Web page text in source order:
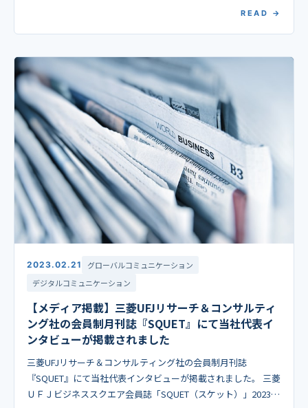
READ →
2023.02.21
グローバルコミュニケーション
デジタルコミュニケーション
【メディア掲載】三菱UFJリサーチ＆コンサルティ
ング社の会員制月刊誌『SQUET』にて当社代表イ
ンタビューが掲載されました
三菱UFJリサーチ＆コンサルティング社の会員制月刊誌
『SQUET』にて当社代表インタビューが掲載されました。 三菱
ＵＦＪビジネススクエア会員誌「SQUET（スケット）」2023年